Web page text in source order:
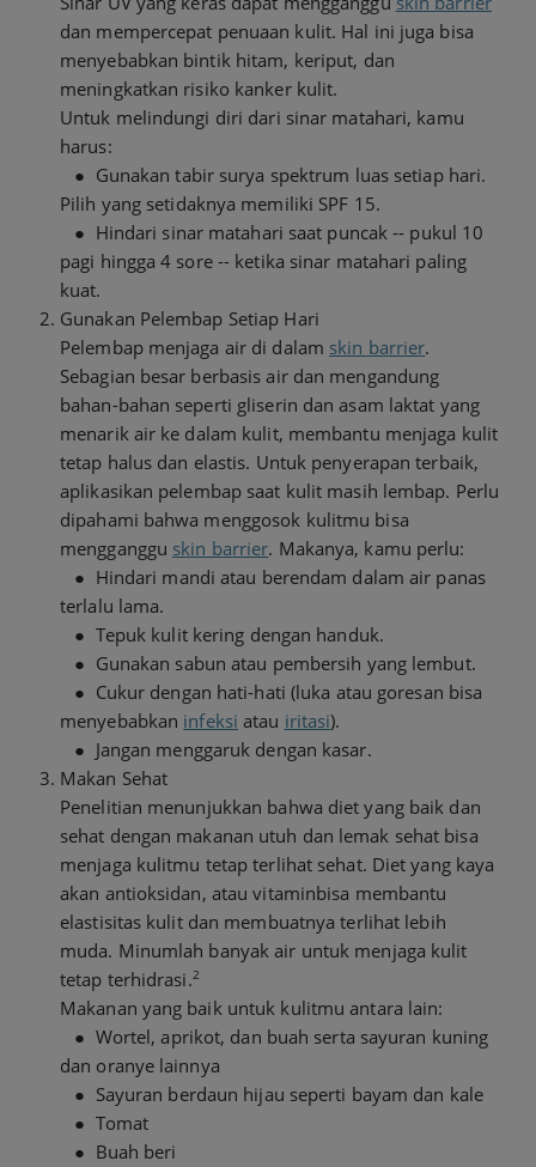
dan mempercepat penuaan kulit. Hal ini juga bisa
menyebabkan bintik hitam, keriput, dan
meningkatkan risiko kanker kulit.
Untuk melindungi diri dari sinar matahari, kamu
harus:
● Gunakan tabir surya spektrum luas setiap hari.
Pilih yang setidaknya memiliki SPF 15.
● Hindari sinar matahari saat puncak -- pukul 10
pagi hingga 4 sore -- ketika sinar matahari paling
kuat.
Gunakan Pelembap Setiap Hari
Pelembap menjaga air di dalam skin barrier.
Sebagian besar berbasis air dan mengandung
bahan-bahan seperti gliserin dan asam laktat yang
menarik air ke dalam kulit, membantu menjaga kulit
tetap halus dan elastis. Untuk penyerapan terbaik,
aplikasikan pelembap saat kulit masih lembap. Perlu
dipahami bahwa menggosok kulitmu bisa
mengganggu skin barrier. Makanya, kamu perlu:
● Hindari mandi atau berendam dalam air panas
terlalu lama.
● Tepuk kulit kering dengan handuk.
● Gunakan sabun atau pembersih yang lembut.
● Cukur dengan hati-hati (luka atau goresan bisa
menyebabkan infeksi atau iritasi).
● Jangan menggaruk dengan kasar.
Makan Sehat
Penelitian menunjukkan bahwa diet yang baik dan
sehat dengan makanan utuh dan lemak sehat bisa
menjaga kulitmu tetap terlihat sehat. Diet yang kaya
akan antioksidan, atau vitaminbisa membantu
elastisitas kulit dan membuatnya terlihat lebih
muda. Minumlah banyak air untuk menjaga kulit
tetap terhidrasi.2
Makanan yang baik untuk kulitmu antara lain:
● Wortel, aprikot, dan buah serta sayuran kuning
dan oranye lainnya
● Sayuran berdaun hijau seperti bayam dan kale
● Tomat
● Buah beri